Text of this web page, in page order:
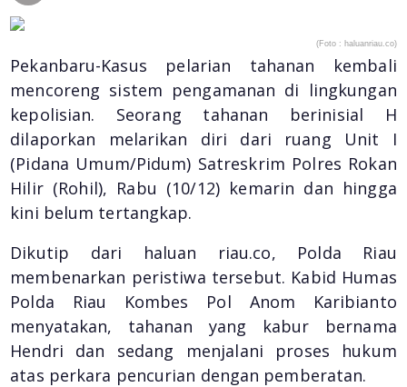
(Foto : haluanriau.co)
Pekanbaru-Kasus pelarian tahanan kembali
mencoreng sistem pengamanan di lingkungan
kepolisian. Seorang tahanan berinisial H
dilaporkan melarikan diri dari ruang Unit I
(Pidana Umum/Pidum) Satreskrim Polres Rokan
Hilir (Rohil), Rabu (10/12) kemarin dan hingga
kini belum tertangkap.
Dikutip dari haluan riau.co, Polda Riau
membenarkan peristiwa tersebut. Kabid Humas
Polda Riau Kombes Pol Anom Karibianto
menyatakan, tahanan yang kabur bernama
Hendri dan sedang menjalani proses hukum
atas perkara pencurian dengan pemberatan.